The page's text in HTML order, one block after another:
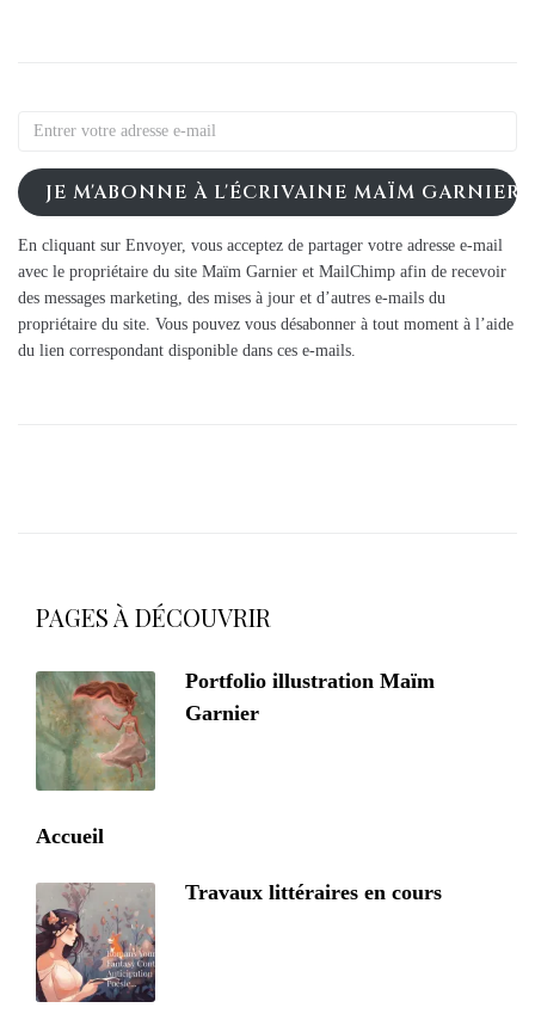
JE M'ABONNE À L'ÉCRIVAINE MAÏM GARNIER
En cliquant sur Envoyer, vous acceptez de partager votre adresse e-mail
avec le propriétaire du site Maïm Garnier et MailChimp afin de recevoir
des messages marketing, des mises à jour et d’autres e-mails du
propriétaire du site. Vous pouvez vous désabonner à tout moment à l’aide
du lien correspondant disponible dans ces e-mails.
PAGES À DÉCOUVRIR
Portfolio illustration Maïm
Garnier
Accueil
Travaux littéraires en cours